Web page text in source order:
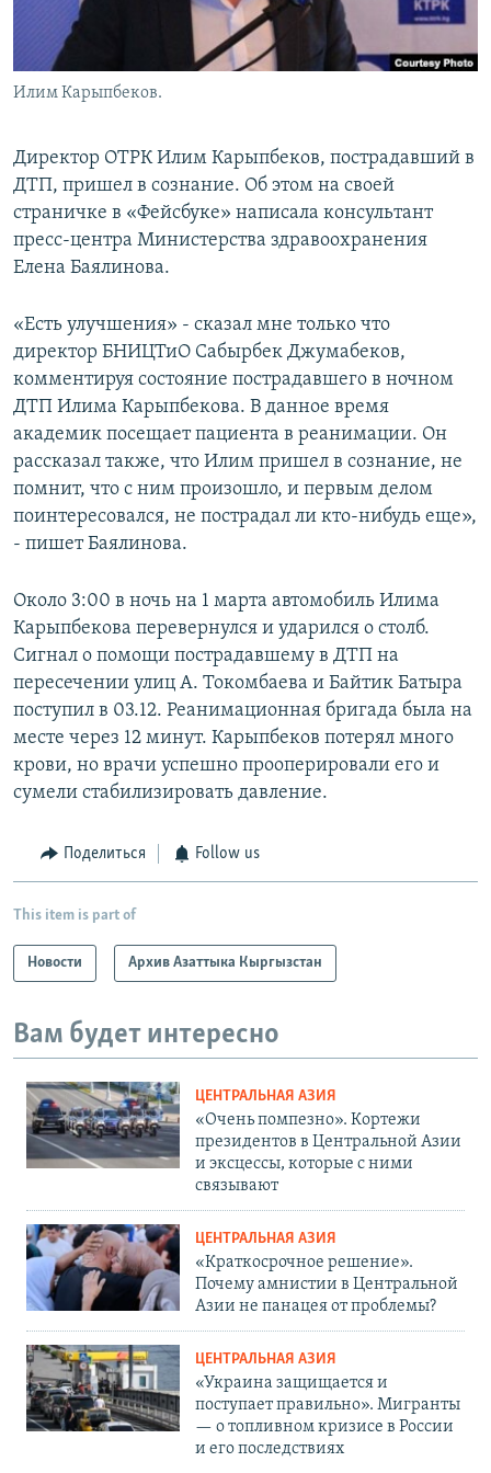
Илим Карыпбеков.
Директор ОТРК Илим Карыпбеков, пострадавший в
ДТП, пришел в сознание. Об этом на своей
страничке в «Фейсбуке» написала консультант
пресс-центра Министерства здравоохранения
Елена Баялинова.
«Есть улучшения» - сказал мне только что
директор БНИЦТиО Сабырбек Джумабеков,
комментируя состояние пострадавшего в ночном
ДТП Илима Карыпбекова. В данное время
академик посещает пациента в реанимации. Он
рассказал также, что Илим пришел в сознание, не
помнит, что с ним произошло, и первым делом
поинтересовался, не пострадал ли кто-нибудь еще»,
- пишет Баялинова.
Около 3:00 в ночь на 1 марта автомобиль Илима
Карыпбекова перевернулся и ударился о столб.
Сигнал о помощи пострадавшему в ДТП на
пересечении улиц А. Токомбаева и Байтик Батыра
поступил в 03.12. Реанимационная бригада была на
месте через 12 минут. Карыпбеков потерял много
крови, но врачи успешно прооперировали его и
сумели стабилизировать давление.
Поделиться Follow us
This item is part of
Новости Архив Азаттыка Кыргызстан
Вам будет интересно
ЦЕНТРАЛЬНАЯ АЗИЯ
«Очень помпезно». Кортежи
президентов в Центральной Азии
и эксцессы, которые с ними
связывают
ЦЕНТРАЛЬНАЯ АЗИЯ
«Краткосрочное решение».
Почему амнистии в Центральной
Азии не панацея от проблемы?
ЦЕНТРАЛЬНАЯ АЗИЯ
«Украина защищается и
поступает правильно». Мигранты
— о топливном кризисе в России
и его последствиях